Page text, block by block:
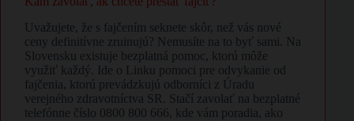
Uvažujete, že s fajčením seknete skôr, než vás nové
ceny definitívne zruinujú? Nemusíte na to byť sami. Na
Slovensku existuje bezplatná pomoc, ktorú môže
využiť každý. Ide o Linku pomoci pre odvykanie od
fajčenia, ktorú prevádzkujú odborníci z Úradu
verejného zdravotníctva SR. Stačí zavolať na bezplatné
telefónne číslo 0800 800 666, kde vám poradia, ako